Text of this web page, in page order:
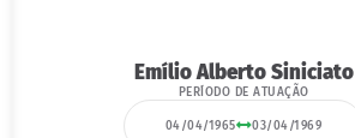
Emílio Alberto Siniciato
PERÍODO DE ATUAÇÃO
04/04/1965 03/04/1969